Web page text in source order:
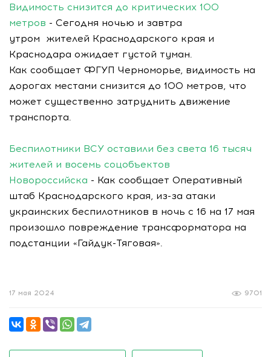
Видимость снизится до критических 100
метров - Сегодня ночью и завтра
утром жителей Краснодарского края и
Краснодара ожидает густой туман.
Как сообщает ФГУП Черноморье, видимость на
дорогах местами снизится до 100 метров, что
может существенно затруднить движение
транспорта.
Беспилотники ВСУ оставили без света 16 тысяч
жителей и восемь соцобъектов
Новороссийска - Как сообщает Оперативный
штаб Краснодарского края, из-за атаки
украинских беспилотников в ночь с 16 на 17 мая
произошло повреждение трансформатора на
подстанции «Гайдук-Тяговая».
9701
17 мая 2024